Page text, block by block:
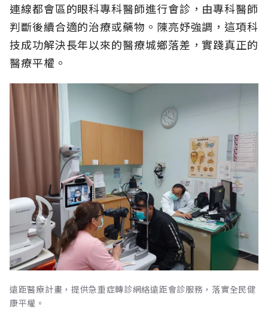
連線都會區的眼科專科醫師進行會診，由專科醫師
判斷後續合適的治療或藥物。陳亮妤強調，這項科
技成功解決長年以來的醫療城鄉落差，實踐真正的
醫療平權。
遠距醫療計畫，提供急重症轉診網絡遠距會診服務，落實全民健
康平權。